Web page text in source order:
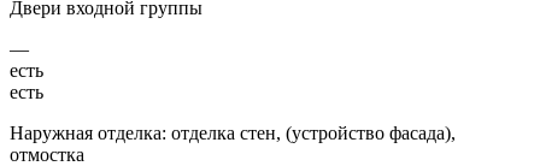
Двери входной группы
—
есть
есть
Наружная отделка: отделка стен, (устройство фасада),
отмостка